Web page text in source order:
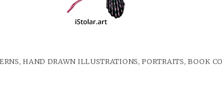
HAND DRAWN ILLUSTRATIONS, PORTRAITS, BOOK